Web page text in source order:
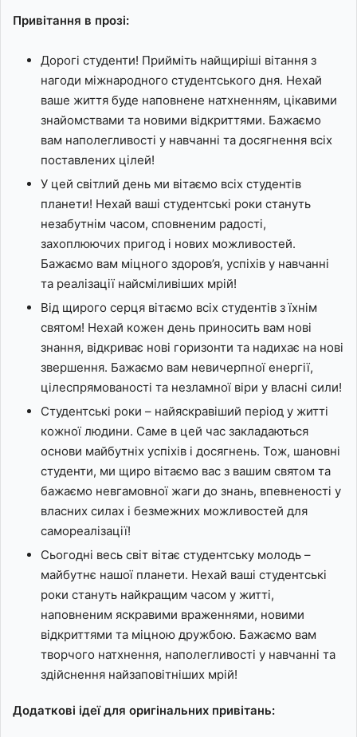
Привітання в прозі:
Дорогі студенти! Прийміть найщиріші вітання з
нагоди міжнародного студентського дня. Нехай
ваше життя буде наповнене натхненням, цікавими
знайомствами та новими відкриттями. Бажаємо
вам наполегливості у навчанні та досягнення всіх
поставлених цілей!
У цей світлий день ми вітаємо всіх студентів
планети! Нехай ваші студентські роки стануть
незабутнім часом, сповненим радості,
захоплюючих пригод і нових можливостей.
Бажаємо вам міцного здоров’я, успіхів у навчанні
та реалізації найсміливіших мрій!
Від щирого серця вітаємо всіх студентів з їхнім
святом! Нехай кожен день приносить вам нові
знання, відкриває нові горизонти та надихає на нові
звершення. Бажаємо вам невичерпної енергії,
цілеспрямованості та незламної віри у власні сили!
Студентські роки – найяскравіший період у житті
кожної людини. Саме в цей час закладаються
основи майбутніх успіхів і досягнень. Тож, шановні
студенти, ми щиро вітаємо вас з вашим святом та
бажаємо невгамовної жаги до знань, впевненості у
власних силах і безмежних можливостей для
самореалізації!
Сьогодні весь світ вітає студентську молодь –
майбутнє нашої планети. Нехай ваші студентські
роки стануть найкращим часом у житті,
наповненим яскравими враженнями, новими
відкриттями та міцною дружбою. Бажаємо вам
творчого натхнення, наполегливості у навчанні та
здійснення найзаповітніших мрій!
Додаткові ідеї для оригінальних привітань: